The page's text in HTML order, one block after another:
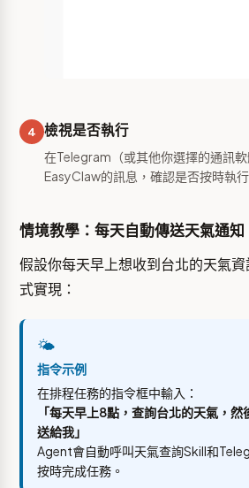
4 檢視是否執行
在Telegram（或其他你選擇的通訊
EasyClaw的訊息，確認是否按時執
情境教學：每天自動傳送天氣通知
假設你每天早上想收到台北的天氣
式實現：
🌤️
指令示例
在排程任務的指令框中輸入：
「每天早上8點，查詢台北的天氣，
送給我」
Agent會自動呼叫天氣查詢Skill和
按時完成任務。